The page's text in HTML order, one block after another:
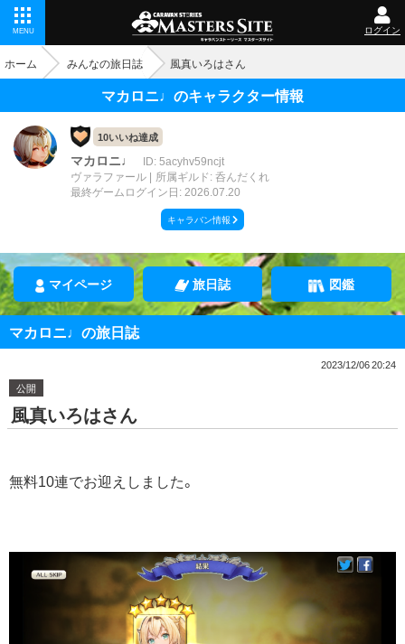
MENU ログイン
ホーム みんなの旅日誌 風真いろはさん
マカロニ♩のキャラクター情報
10いいね達成
マカロニ♩
ID: 5acyhv59ncjt
ヴァラファール
所属ギルド: 呑んだくれ
最終ゲームログイン日: 2026.07.20
キャラバン情報
マイページ 旅日誌 図鑑
マカロニ♩の旅日誌
2023/12/06 20:24
公開
風真いろはさん
無料10連でお迎えしました。